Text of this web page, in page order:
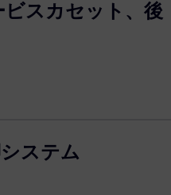
スカセット、後
ステム